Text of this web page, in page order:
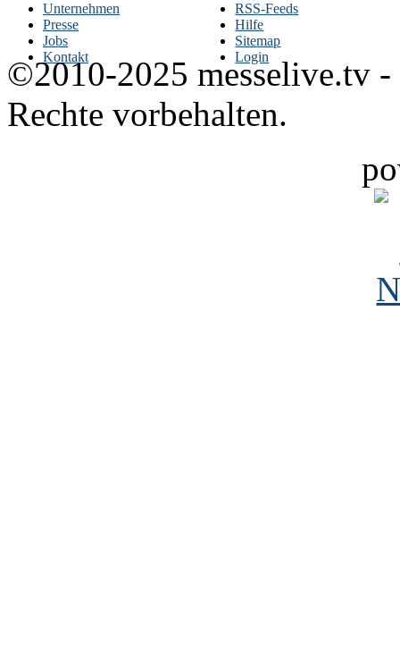
Unternehmen
Presse
Jobs
Kontakt
RSS-Feeds
Hilfe
Sitemap
Login
©2010-2025 messelive.tv -
Rechte vorbehalten.